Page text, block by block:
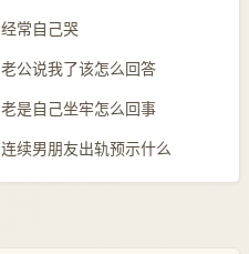
经常自己哭
老公说我了该怎么回答
老是自己坐牢怎么回事
连续男朋友出轨预示什么